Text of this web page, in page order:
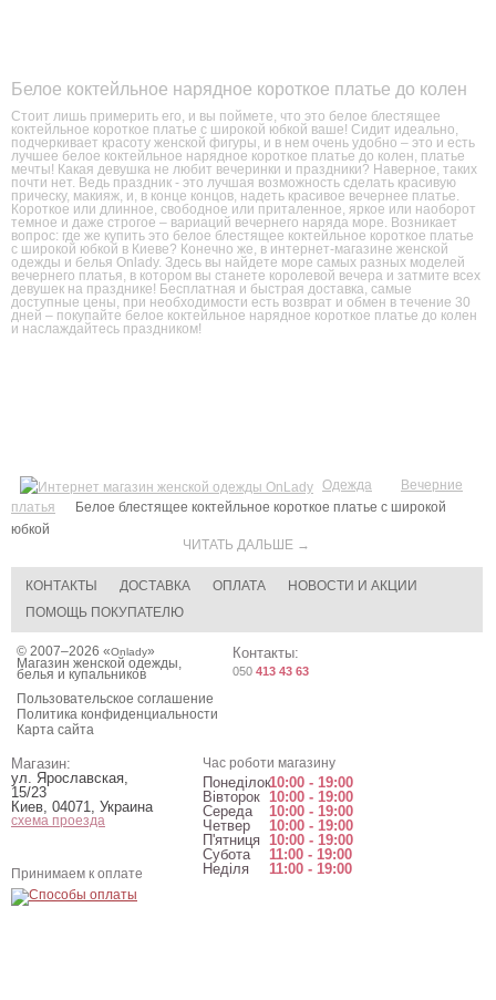
Белое коктейльное нарядное короткое платье до колен
Стоит лишь примерить его, и вы поймете, что это белое блестящее
коктейльное короткое платье с широкой юбкой ваше! Сидит идеально,
подчеркивает красоту женской фигуры, и в нем очень удобно – это и есть
лучшее белое коктейльное нарядное короткое платье до колен, платье
мечты! Какая девушка не любит вечеринки и праздники? Наверное, таких
почти нет. Ведь праздник - это лучшая возможность сделать красивую
прическу, макияж, и, в конце концов, надеть красивое вечернее платье.
Короткое или длинное, свободное или приталенное, яркое или наоборот
темное и даже строгое – вариаций вечернего наряда море. Возникает
вопрос: где же купить это белое блестящее коктейльное короткое платье
с широкой юбкой в Киеве? Конечно же, в интернет-магазине женской
одежды и белья Onlady. Здесь вы найдете море самых разных моделей
вечернего платья, в котором вы станете королевой вечера и затмите всех
девушек на празднике! Бесплатная и быстрая доставка, самые
доступные цены, при необходимости есть возврат и обмен в течение 30
дней – покупайте белое коктейльное нарядное короткое платье до колен
и наслаждайтесь праздником!
ЧИТАТЬ ДАЛЬШЕ →
Одежда
Вечерние
платья
Белое блестящее коктейльное короткое платье с широкой
юбкой
КОНТАКТЫ ДОСТАВКА ОПЛАТА
НОВОСТИ И АКЦИИ
ПОМОЩЬ ПОКУПАТЕЛЮ
© 2007–2026 «Onlady»
Магазин женской одежды,
белья и купальников
Пользовательское соглашение
Политика конфиденциальности
Карта сайта
Контакты:
050 413 43 63
Магазин:
ул. Ярославская,
15/23
Киев 04071 Украина
схема проезда
Час роботи магазину
Понеділок10:00 - 19:00
Вівторок 10:00 - 19:00
Середа
10:00 - 19:00
Четвер
10:00 - 19:00
П'ятниця 10:00 - 19:00
Субота
11:00 - 19:00
Неділя
11:00 - 19:00
Принимаем к оплате